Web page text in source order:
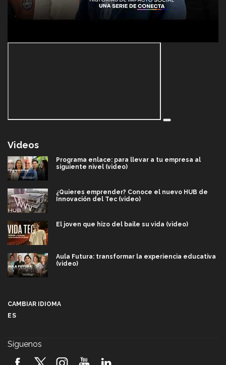
Videos
Programa enlace: para llevar a tu empresa al
siguiente nivel (video)
¿Quieres emprender? Conoce el nuevo HUB de
Innovación del Tec (video)
El joven que hizo del baile su vida (video)
Aula Futura: transformar la experiencia educativa
(video)
2026! (video)
CAMBIAR IDIOMA
ES
Síguenos